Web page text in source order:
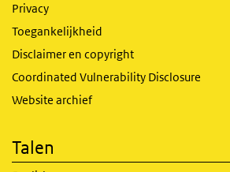
Privacy
Toegankelijkheid
Disclaimer en copyright
Coordinated Vulnerability Disclosure
Website archief
Talen